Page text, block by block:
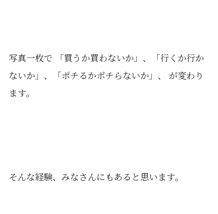
写真一枚で 「買うか買わないか」、「行くか行か
ないか」、「ポチるかポチらないか」、 が変わり
ます。
そんな経験、みなさんにもあると思います。